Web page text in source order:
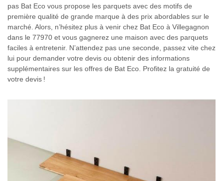
pas Bat Eco vous propose les parquets avec des motifs de
première qualité de grande marque à des prix abordables sur le
marché. Alors, n’hésitez plus à venir chez Bat Eco à Villegagnon
dans le 77970 et vous gagnerez une maison avec des parquets
faciles à entretenir. N’attendez pas une seconde, passez vite chez
lui pour demander votre devis ou obtenir des informations
supplémentaires sur les offres de Bat Eco. Profitez la gratuité de
votre devis !